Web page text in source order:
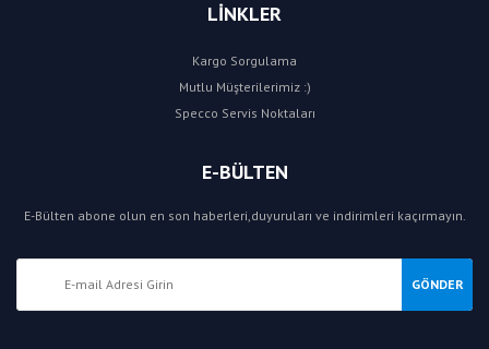
LİNKLER
Kargo Sorgulama
Mutlu Müşterilerimiz :)
Specco Servis Noktaları
E-BÜLTEN
E-Bülten abone olun en son haberleri,duyuruları ve indirimleri kaçırmayın.
GÖNDER